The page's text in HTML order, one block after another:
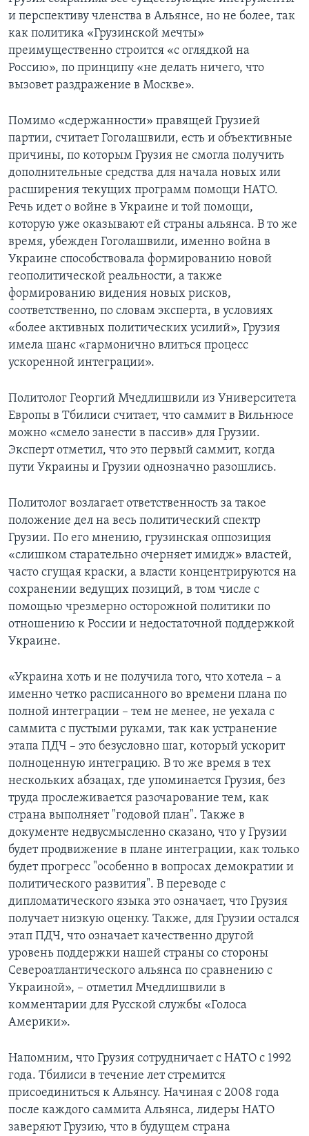
и перспективу членства в Альянсе, но не более, так
как политика «Грузинской мечты»
преимущественно строится «с оглядкой на
Россию», по принципу «не делать ничего, что
вызовет раздражение в Москве».
Помимо «сдержанности» правящей Грузией
партии, считает Гоголашвили, есть и объективные
причины, по которым Грузия не смогла получить
дополнительные средства для начала новых или
расширения текущих программ помощи НАТО.
Речь идет о войне в Украине и той помощи,
которую уже оказывают ей страны альянса. В то же
время, убежден Гоголашвили, именно война в
Украине способствовала формированию новой
геополитической реальности, а также
формированию видения новых рисков,
соответственно, по словам эксперта, в условиях
«более активных политических усилий», Грузия
имела шанс «гармонично влиться процесс
ускоренной интеграции».
Политолог Георгий Мчедлишвили из Университета
Европы в Тбилиси считает, что саммит в Вильнюсе
можно «смело занести в пассив» для Грузии.
Эксперт отметил, что это первый саммит, когда
пути Украины и Грузии однозначно разошлись.
Политолог возлагает ответственность за такое
положение дел на весь политический спектр
Грузии. По его мнению, грузинская оппозиция
«слишком старательно очерняет имидж» властей,
часто сгущая краски, а власти концентрируются на
сохранении ведущих позиций, в том числе с
помощью чрезмерно осторожной политики по
отношению к России и недостаточной поддержкой
Украине.
«Украина хоть и не получила того, что хотела – а
именно четко расписанного во времени плана по
полной интеграции – тем не менее, не уехала с
саммита с пустыми руками, так как устранение
этапа ПДЧ – это безусловно шаг, который ускорит
полноценную интеграцию. В то же время в тех
нескольких абзацах, где упоминается Грузия, без
труда прослеживается разочарование тем, как
страна выполняет "годовой план". Также в
документе недвусмысленно сказано, что у Грузии
будет продвижение в плане интеграции, как только
будет прогресс "особенно в вопросах демократии и
политического развития". В переводе с
дипломатического языка это означает, что Грузия
получает низкую оценку. Также, для Грузии остался
этап ПДЧ, что означает качественно другой
уровень поддержки нашей страны со стороны
Североатлантического альянса по сравнению с
Украиной», – отметил Мчедлишвили в
комментарии для Русской службы «Голоса
Америки».
Напомним, что Грузия сотрудничает с НАТО с 1992
года. Тбилиси в течение лет стремится
присоединиться к Альянсу. Начиная с 2008 года
после каждого саммита Альянса, лидеры НАТО
заверяют Грузию, что в будущем страна